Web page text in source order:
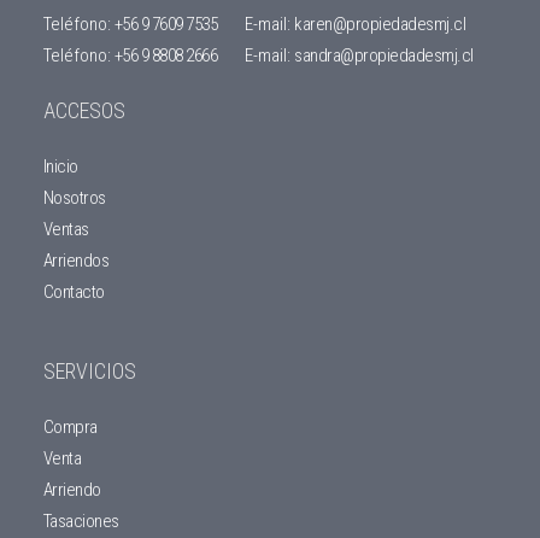
Teléfono: +56 9 7609 7535 E-mail: karen@propiedadesmj.cl
Teléfono: +56 9 8808 2666 E-mail: sandra@propiedadesmj.cl
ACCESOS
Inicio
Nosotros
Ventas
Arriendos
Contacto
SERVICIOS
Compra
Venta
Arriendo
Tasaciones